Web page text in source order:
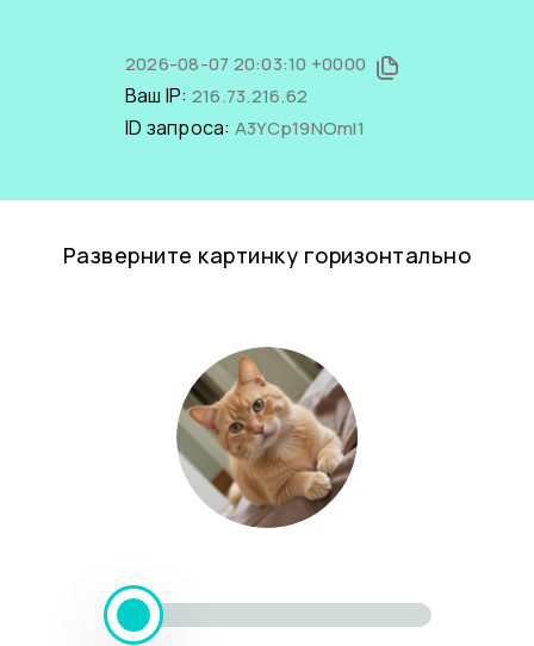
2026-08-07 20:03:10 +0000
Ваш IP: 216.73.216.62
ID запроса: A3YCp19NOmI1
Разверните картинку горизонтально